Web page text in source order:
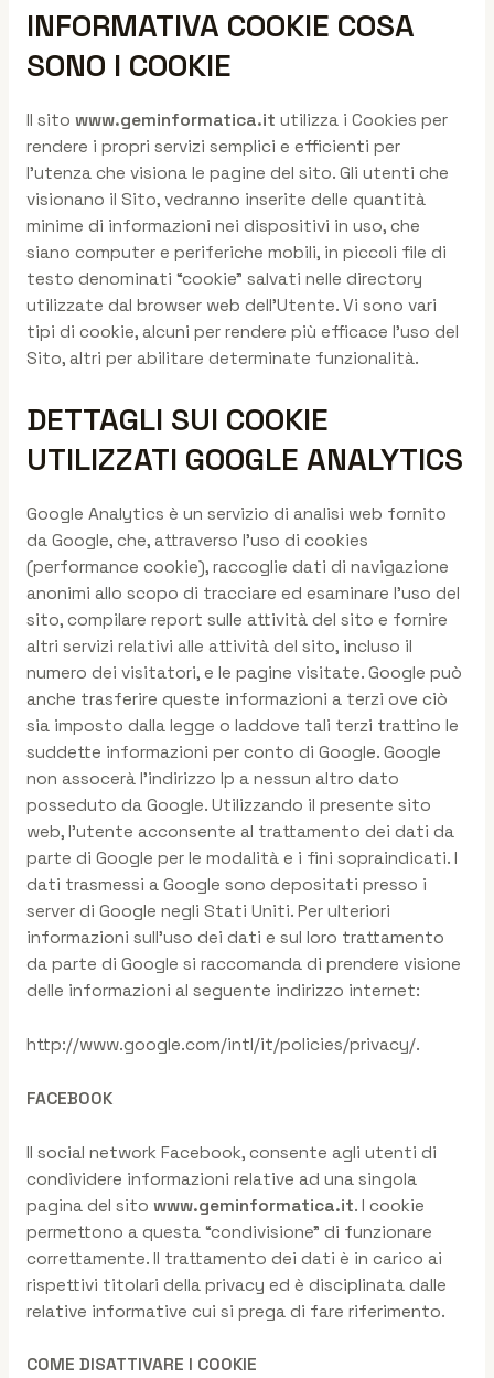
INFORMATIVA COOKIE COSA
SONO I COOKIE
Il sito www.geminformatica.it utilizza i Cookies per
rendere i propri servizi semplici e efficienti per
l’utenza che visiona le pagine del sito. Gli utenti che
visionano il Sito, vedranno inserite delle quantità
minime di informazioni nei dispositivi in uso, che
siano computer e periferiche mobili, in piccoli file di
testo denominati “cookie” salvati nelle directory
utilizzate dal browser web dell’Utente. Vi sono vari
tipi di cookie, alcuni per rendere più efficace l’uso del
Sito, altri per abilitare determinate funzionalità.
DETTAGLI SUI COOKIE
UTILIZZATI GOOGLE ANALYTICS
Google Analytics è un servizio di analisi web fornito
da Google, che, attraverso l’uso di cookies
(performance cookie), raccoglie dati di navigazione
anonimi allo scopo di tracciare ed esaminare l’uso del
sito, compilare report sulle attività del sito e fornire
altri servizi relativi alle attività del sito, incluso il
numero dei visitatori, e le pagine visitate. Google può
anche trasferire queste informazioni a terzi ove ciò
sia imposto dalla legge o laddove tali terzi trattino le
suddette informazioni per conto di Google. Google
non assocerà l’indirizzo Ip a nessun altro dato
posseduto da Google. Utilizzando il presente sito
web, l’utente acconsente al trattamento dei dati da
parte di Google per le modalità e i fini sopraindicati. I
dati trasmessi a Google sono depositati presso i
server di Google negli Stati Uniti. Per ulteriori
informazioni sull’uso dei dati e sul loro trattamento
da parte di Google si raccomanda di prendere visione
delle informazioni al seguente indirizzo internet:
http://www.google.com/intl/it/policies/privacy/.
FACEBOOK
Il social network Facebook, consente agli utenti di
condividere informazioni relative ad una singola
pagina del sito www.geminformatica.it. I cookie
permettono a questa “condivisione” di funzionare
correttamente. Il trattamento dei dati è in carico ai
rispettivi titolari della privacy ed è disciplinata dalle
relative informative cui si prega di fare riferimento.
COME DISATTIVARE I COOKIE